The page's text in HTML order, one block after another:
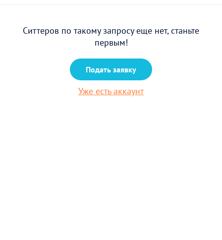
Ситтеров по такому запросу еще нет, станьте
первым!
Подать заявку
Уже есть аккаунт